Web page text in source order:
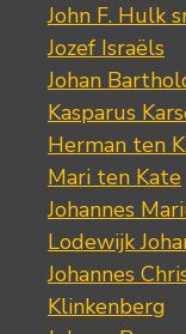
John F. Hulk
Jozef Israëls
Johan
Kasparus
Herman ten
Mari ten Kate
Johannes
Lodewijk
Johannes
Klinkenberg